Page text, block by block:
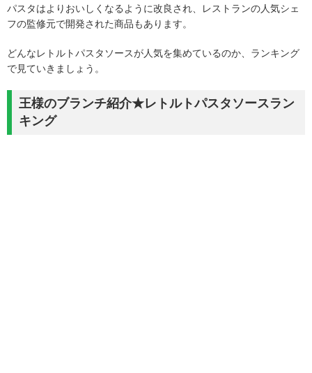
パスタはよりおいしくなるように改良され、レストランの人気シェ
フの監修元で開発された商品もあります。
どんなレトルトパスタソースが人気を集めているのか、ランキング
で見ていきましょう。
王様のブランチ紹介★レトルトパスタソースラン
キング